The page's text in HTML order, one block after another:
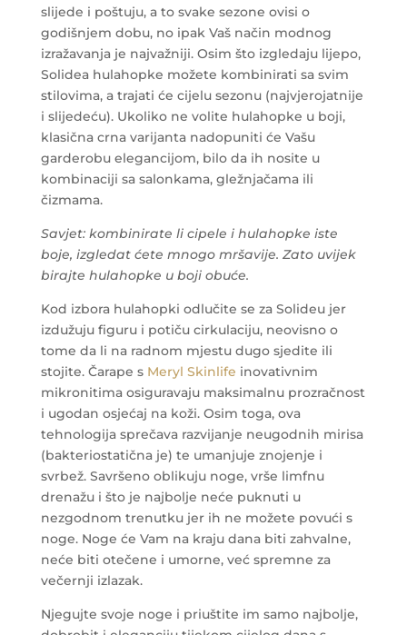
slijede i poštuju, a to svake sezone ovisi o
godišnjem dobu, no ipak Vaš način modnog
izražavanja je najvažniji. Osim što izgledaju lijepo,
Solidea hulahopke možete kombinirati sa svim
stilovima, a trajati će cijelu sezonu (najvjerojatnije
i slijedeću). Ukoliko ne volite hulahopke u boji,
klasična crna varijanta nadopuniti će Vašu
garderobu elegancijom, bilo da ih nosite u
kombinaciji sa salonkama, gležnjačama ili
čizmama.
Savjet: kombinirate li cipele i hulahopke iste
boje, izgledat ćete mnogo mršavije. Zato uvijek
birajte hulahopke u boji obuće.
Kod izbora hulahopki odlučite se za Solideu jer
izdužuju figuru i potiču cirkulaciju, neovisno o
tome da li na radnom mjestu dugo sjedite ili
stojite. Čarape s Meryl Skinlife inovativnim
mikronitima osiguravaju maksimalnu prozračnost
i ugodan osjećaj na koži. Osim toga, ova
tehnologija sprečava razvijanje neugodnih mirisa
(bakteriostatična je) te umanjuje znojenje i
svrbež. Savršeno oblikuju noge, vrše limfnu
drenažu i što je najbolje neće puknuti u
nezgodnom trenutku jer ih ne možete povući s
noge. Noge će Vam na kraju dana biti zahvalne,
neće biti otečene i umorne, već spremne za
večernji izlazak.
Njegujte svoje noge i priuštite im samo najbolje,